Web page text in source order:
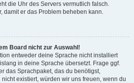
die Uhr des Servers vermutlich falsch.
damit er das Problem beheben kann.
Board nicht zur Auswahl!
entweder deine Sprache nicht installiert
in deine Sprache übersetzt. Frage ggf.
das Sprachpaket, das du benötigst,
existiert, würden wir uns freuen, wenn du